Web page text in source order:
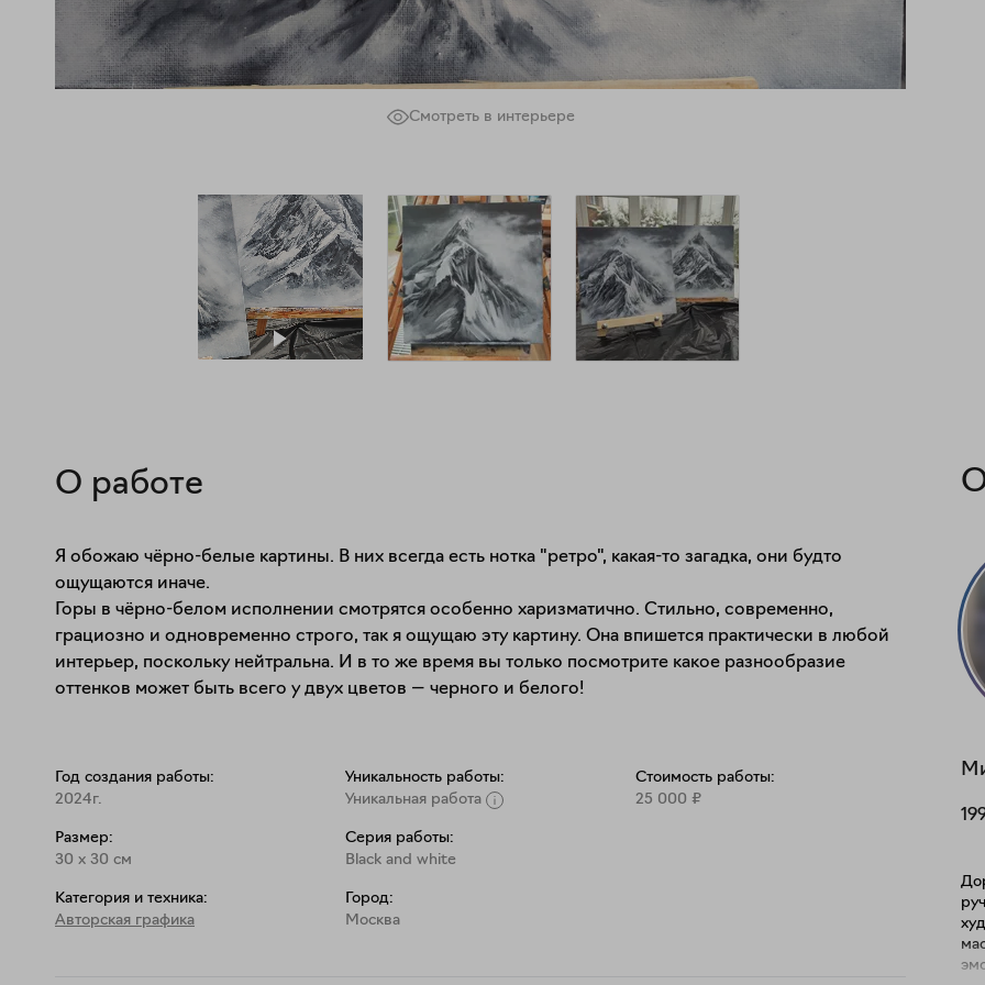
Смотреть в интерьере
О работе
Я обожаю чёрно-белые картины. В них всегда есть нотка "ретро", какая-то загадка, они будто
ощущаются иначе.
Горы в чёрно-белом исполнении смотрятся особенно харизматично. Стильно, современно,
грациозно и одновременно строго, так я ощущаю эту картину. Она впишется практически в любой
интерьер, поскольку нейтральна. И в то же время вы только посмотрите какое разнообразие
оттенков может быть всего у двух цветов — черного и белого!
Год создания работы:
2024г.
Размер:
30 x 30 см
Категория и техника:
Авторская графика
Уникальность работы:
Уникальная работа
Серия работы:
Black and white
Город:
Москва
Стоимость работы:
25 000 ₽
эмоций.